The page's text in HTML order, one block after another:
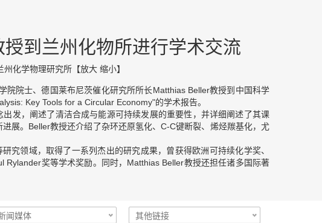
到兰州化物所进行学术交流
州化学物理研究所 【放大 缩小】
院院士、德国莱布尼茨催化研究所所长Matthias Beller教授到中国科学
Key Tools for a Circular Economy"的学术报告。
出发，阐述了清洁合成与能源可持续发展的重要性，并详细阐述了其课
展。 Beller教授还介绍了杂环还原氢化、C-C键断裂、烯烃羰基化，尤
究领域，取得了一系列杰出的研究成果，曾获得欧洲可持续化学奖、
Rylander奖等学术奖励。同时， Matthias Beller教授还担任诸多国际著